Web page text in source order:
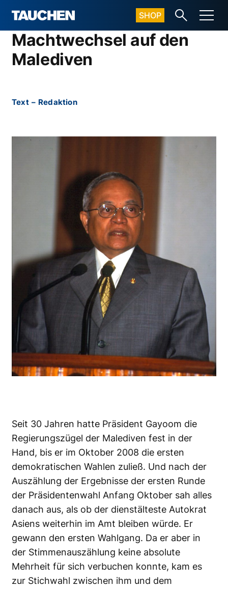
SHOP
Machtwechsel auf den
Malediven
Text – Redaktion
Seit 30 Jahren hatte Präsident Gayoom die
Regierungszügel der Malediven fest in der
Hand, bis er im Oktober 2008 die ersten
demokratischen Wahlen zuließ. Und nach der
Auszählung der Ergebnisse der ersten Runde
der Präsidentenwahl Anfang Oktober sah alles
danach aus, als ob der dienstälteste Autokrat
Asiens weiterhin im Amt bleiben würde. Er
gewann den ersten Wahlgang. Da er aber in
der Stimmenauszählung keine absolute
Mehrheit für sich verbuchen konnte, kam es
zur Stichwahl zwischen ihm und dem